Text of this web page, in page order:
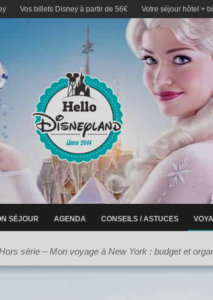
Vos billets Disney à partir de 56€ Votre séjour hôtel +
SÉJOUR AGENDA CONSEILS / ASTUCES
série – Mon voyage à New York : budget et